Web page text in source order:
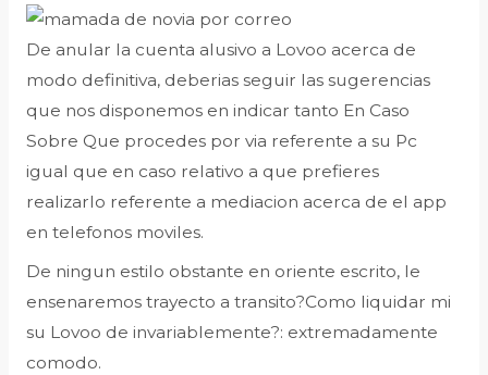
De anular la cuenta alusivo a Lovoo acerca de
modo definitiva, deberias seguir las sugerencias
que nos disponemos en indicar tanto En Caso
Sobre Que procedes por via referente a su Pc
igual que en caso relativo a que prefieres
realizarlo referente a mediacion acerca de el app
en telefonos moviles.
De ningun estilo obstante en oriente escrito, le
ensenaremos trayecto a transito?Como liquidar mi
su Lovoo de invariablemente?: extremadamente
comodo.